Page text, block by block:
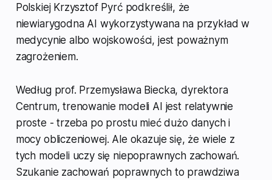
Polskiej Krzysztof Pyrć podkreślił, że
niewiarygodna AI wykorzystywana na przykład w
medycynie albo wojskowości, jest poważnym
zagrożeniem.
Według prof. Przemysława Biecka, dyrektora
Centrum, trenowanie modeli AI jest relatywnie
proste - trzeba po prostu mieć dużo danych i
mocy obliczeniowej. Ale okazuje się, że wiele z
tych modeli uczy się niepoprawnych zachowań.
Szukanie zachowań poprawnych to prawdziwa